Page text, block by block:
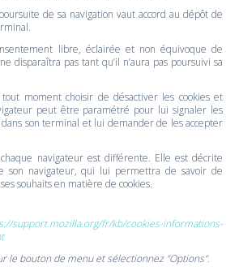
de sa navigation vaut accord au dépôt de
libre, éclairée et non équivoque de
disparaîtra pas tant qu’il n’aura pas poursuivi sa
moment choisir de désactiver les cookies et
peut être paramétré pour lui signaler les
dans son terminal et lui demander de les accepter
navigateur est différente. Elle est décrite
son navigateur, qui lui permettra de savoir de
souhaits en matière de cookies.
support.mozilla.org/fr/kb/cookies-informations-
le bouton de menu et sélectionnez "Options".